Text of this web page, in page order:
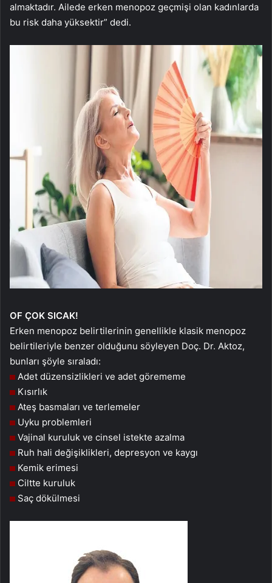
almaktadır. Ailede erken menopoz geçmişi olan kadınlarda
bu risk daha yüksektir” dedi.
OF ÇOK SICAK!
Erken menopoz belirtilerinin genellikle klasik menopoz
belirtileriyle benzer olduğunu söyleyen Doç. Dr. Aktoz,
bunları şöyle sıraladı:
Adet düzensizlikleri ve adet görememe
Kısırlık
Ateş basmaları ve terlemeler
Uyku problemleri
Vajinal kuruluk ve cinsel istekte azalma
Ruh hali değişiklikleri, depresyon ve kaygı
Kemik erimesi
Ciltte kuruluk
Saç dökülmesi